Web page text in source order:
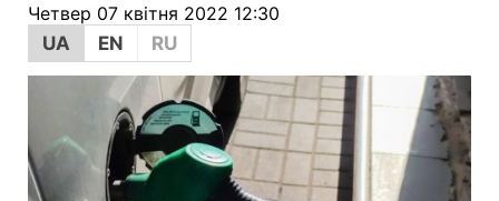
Четвер 07 квітня 2022 12:30
UA
EN RU